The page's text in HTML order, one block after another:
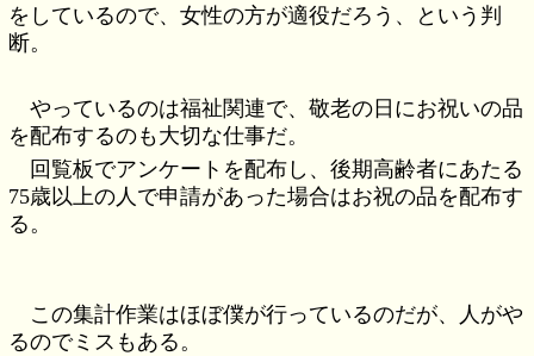
をしているので、女性の方が適役だろう、という判
断。
やっているのは福祉関連で、敬老の日にお祝いの品
を配布するのも大切な仕事だ。
回覧板でアンケートを配布し、後期高齢者にあたる
75歳以上の人で申請があった場合はお祝の品を配布す
る。
この集計作業はほぼ僕が行っているのだが、人がや
るのでミスもある。